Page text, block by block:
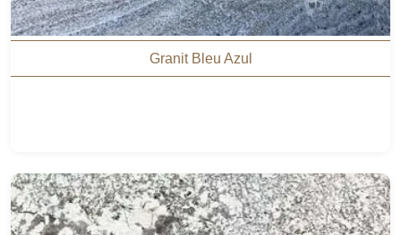
Granit Bleu Azul